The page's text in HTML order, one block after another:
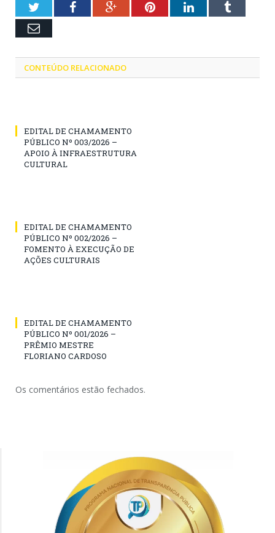
TwitterFacebookGoogle+PinterestLinkedInTumblr
Email
CONTEÚDO RELACIONADO
EDITAL DE CHAMAMENTO
PÚBLICO Nº 003/2026 –
APOIO À INFRAESTRUTURA
CULTURAL
EDITAL DE CHAMAMENTO
PÚBLICO Nº 002/2026 –
FOMENTO À EXECUÇÃO DE
AÇÕES CULTURAIS
EDITAL DE CHAMAMENTO
PÚBLICO Nº 001/2026 –
PRÊMIO MESTRE
FLORIANO CARDOSO
Os comentários estão fechados.